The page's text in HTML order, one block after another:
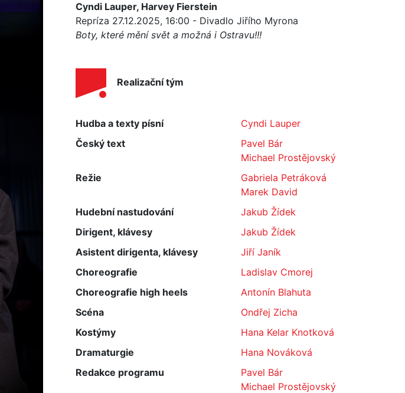
Cyndi Lauper, Harvey Fierstein
Repríza 27.12.2025, 16:00 - Divadlo Jiřího Myrona
Boty, které mění svět a možná i Ostravu!!!
Realizační tým
Hudba a texty písní
Cyndi Lauper
Český text
Pavel Bár
Michael Prostějovský
Režie
Gabriela Petráková
Marek David
Hudební nastudování
Jakub Žídek
Dirigent, klávesy
Jakub Žídek
Asistent dirigenta, klávesy
Jiří Janík
Choreografie
Ladislav Cmorej
Choreografie high heels
Antonín Blahuta
Scéna
Ondřej Zicha
Kostýmy
Hana Kelar Knotková
Dramaturgie
Hana Nováková
Redakce programu
Pavel Bár
Michael Prostějovský